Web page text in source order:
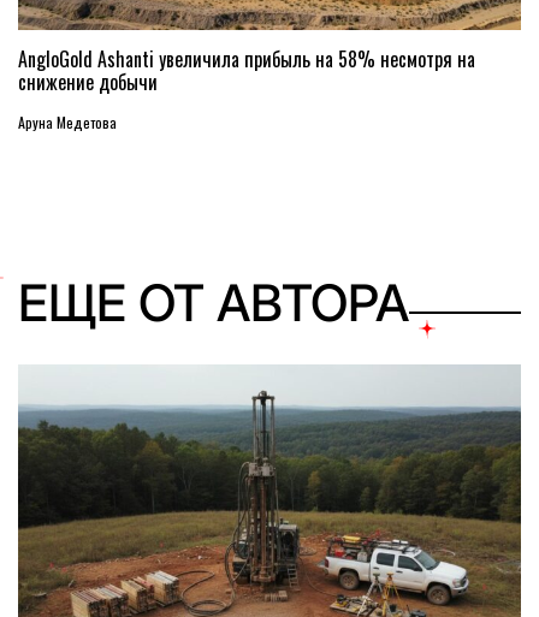
AngloGold Ashanti увеличила прибыль на 58% несмотря на
снижение добычи
Аруна Медетова
ЕЩЕ ОТ АВТОРА